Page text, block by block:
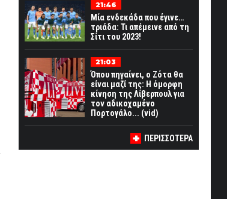
21:46
Μία ενδεκάδα που έγινε…
τριάδα: Τι απέμεινε από τη
Σίτι του 2023!
21:03
Όπου πηγαίνει, ο Ζότα θα
είναι μαζί της: Η όμορφη
κίνηση της Λίβερπουλ για
τον αδικοχαμένο
Πορτογάλο... (vid)
ΠΕΡΙΣΣΟΤΕΡΑ